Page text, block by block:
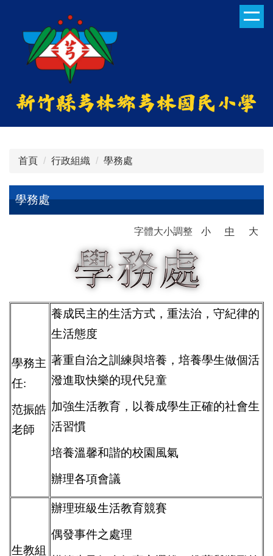
首頁 行政組織 學務處
學務處
字體大小調整 小 中 大
學務主
任:
范振皓
老師
養成民主的生活方式，重法治，守紀律的
生活態度
著重自治之訓練與培養，培養學生做個活
潑進取快樂的現代兒童
加強生活教育，以養成學生正確的社會生
活習慣
培養溫馨和諧的校園風氣
辦理各項會議
生教組
辦理班級生活教育競賽
偶發事件之處理